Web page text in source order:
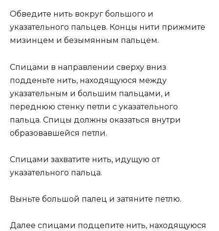
Обведите нить вокруг большого и
указательного пальцев. Концы нити прижмите
мизинцем и безымянным пальцем.
Спицами в направлении сверху вниз
подденьте нить, находящуюся между
указательным и большим пальцами, и
переднюю стенку петли с указательного
пальца. Спицы должны оказаться внутри
образовавшейся петли.
Спицами захватите нить, идущую от
указательного пальца.
Выньте большой палец и затяните петлю.
Далее спицами подцепите нить, находящуюся